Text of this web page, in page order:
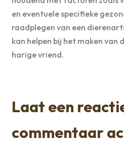
en eventuele specifieke
raadplegen van een
kan helpen bij het maken van
harige vriend.
Laat een
commentaar